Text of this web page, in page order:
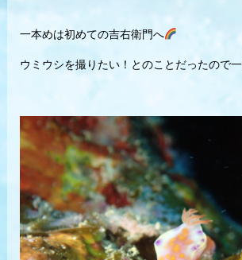
一本めは初めての吉右衛門へ
ウミウシを撮りたい！とのことだったので